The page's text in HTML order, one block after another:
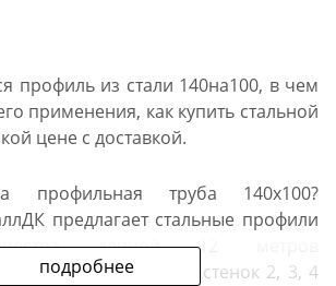
подробнее
профиль из стали 140на100, в чем
применения, как купить стальной
цене с доставкой.
профильная труба 140х100?
предлагает стальные профили
длиной 12 метров
сечения с толщиной стенок 2, 3, 4